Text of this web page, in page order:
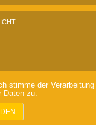
stimme der Verarbeitung
Daten zu.